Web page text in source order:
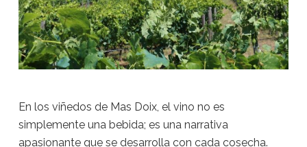
En los viñedos de Mas Doix, el vino no es
simplemente una bebida; es una narrativa
apasionante que se desarrolla con cada cosecha.